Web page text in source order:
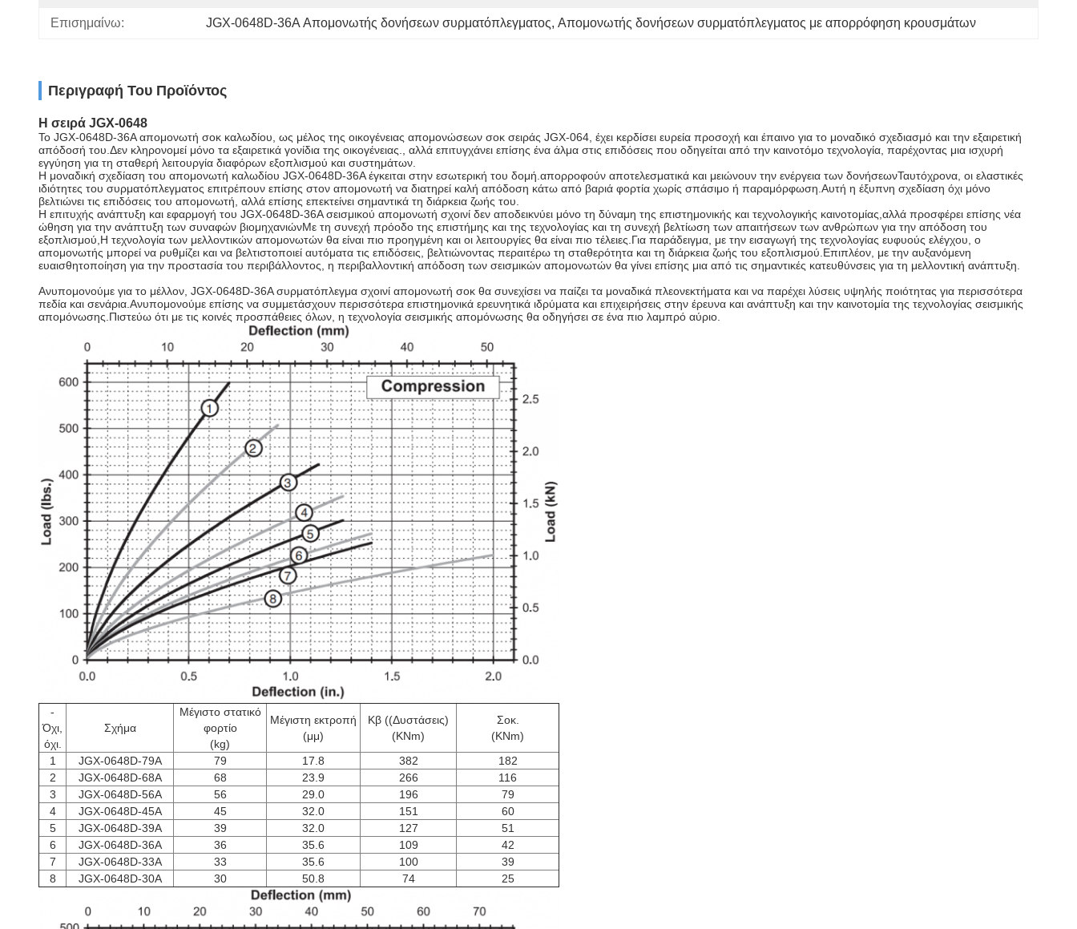
Επισημαίνω: JGX-0648D-36A Απομονωτής δονήσεων συρματόπλεγματος, Απομονωτής δονήσεων συρματόπλεγματος με απορρόφηση κρουσμάτων
Περιγραφή Του Προϊόντος
Η σειρά JGX-0648
Το JGX-0648D-36A απομονωτή σοκ καλωδίου, ως μέλος της οικογένειας απομονώσεων σοκ σειράς JGX-064, έχει κερδίσει ευρεία προσοχή και έπαινο για το μοναδικό σχεδιασμό και την εξαιρετική
απόδοσή του.Δεν κληρονομεί μόνο τα εξαιρετικά γονίδια της οικογένειας., αλλά επιτυγχάνει επίσης ένα άλμα στις επιδόσεις που οδηγείται από την καινοτόμο τεχνολογία, παρέχοντας μια ισχυρή
εγγύηση για τη σταθερή λειτουργία διαφόρων εξοπλισμού και συστημάτων.
Η μοναδική σχεδίαση του απομονωτή καλωδίου JGX-0648D-36A έγκειται στην εσωτερική του δομή.απορροφούν αποτελεσματικά και μειώνουν την ενέργεια των δονήσεωνΤαυτόχρονα, οι ελαστικές
ιδιότητες του συρματόπλεγματος επιτρέπουν επίσης στον απομονωτή να διατηρεί καλή απόδοση κάτω από βαριά φορτία χωρίς σπάσιμο ή παραμόρφωση.Αυτή η έξυπνη σχεδίαση όχι μόνο
βελτιώνει τις επιδόσεις του απομονωτή, αλλά επίσης επεκτείνει σημαντικά τη διάρκεια ζωής του.
Η επιτυχής ανάπτυξη και εφαρμογή του JGX-0648D-36A σεισμικού απομονωτή σχοινί δεν αποδεικνύει μόνο τη δύναμη της επιστημονικής και τεχνολογικής καινοτομίας,αλλά προσφέρει επίσης νέα
ώθηση για την ανάπτυξη των συναφών βιομηχανιώνΜε τη συνεχή πρόοδο της επιστήμης και της τεχνολογίας και τη συνεχή βελτίωση των απαιτήσεων των ανθρώπων για την απόδοση του
εξοπλισμού,Η τεχνολογία των μελλοντικών απομονωτών θα είναι πιο προηγμένη και οι λειτουργίες θα είναι πιο τέλειες.Για παράδειγμα, με την εισαγωγή της τεχνολογίας ευφυούς ελέγχου, ο
απομονωτής μπορεί να ρυθμίζει και να βελτιστοποιεί αυτόματα τις επιδόσεις, βελτιώνοντας περαιτέρω τη σταθερότητα και τη διάρκεια ζωής του εξοπλισμού.Επιπλέον, με την αυξανόμενη
ευαισθητοποίηση για την προστασία του περιβάλλοντος, η περιβαλλοντική απόδοση των σεισμικών απομονωτών θα γίνει επίσης μια από τις σημαντικές κατευθύνσεις για τη μελλοντική ανάπτυξη.
Ανυπομονούμε για το μέλλον, JGX-0648D-36A συρματόπλεγμα σχοινί απομονωτή σοκ θα συνεχίσει να παίζει τα μοναδικά πλεονεκτήματα και να παρέχει λύσεις υψηλής ποιότητας για περισσότερα
πεδία και σενάρια.Ανυπομονούμε επίσης να συμμετάσχουν περισσότερα επιστημονικά ερευνητικά ιδρύματα και επιχειρήσεις στην έρευνα και ανάπτυξη και την καινοτομία της τεχνολογίας σεισμικής
απομόνωσης.Πιστεύω ότι με τις κοινές προσπάθειες όλων, η τεχνολογία σεισμικής απομόνωσης θα οδηγήσει σε ένα πιο λαμπρό αύριο.
-
Όχι,
όχι.
Σχήμα
Μέγιστο στατικό
φορτίο
(kg)
Μέγιστη εκτροπή
(μμ)
Κβ ((Δυστάσεις)
(KNm)
Σοκ.
(KNm)
1
JGX-0648D-79A 79 17.8 382
182
2
JGX-0648D-68A 68 23.9 266
116
3
JGX-0648D-56A 56 29.0 196
79
4
JGX-0648D-45A 45 32.0 151
60
5
JGX-0648D-39A 39 32.0 127
51
6
JGX-0648D-36A 36 35.6 109
42
7
JGX-0648D-33A 33 35.6 100
39
8
JGX-0648D-30A 30 50.8 74 25